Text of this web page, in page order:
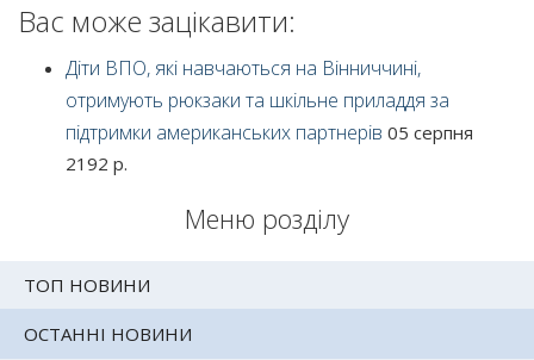
Меню розділу
ТОП НОВИНИ
ОСТАННІ НОВИНИ
Вас може зацікавити:
Діти ВПО, які навчаються на Вінниччині,
отримують рюкзаки та шкільне приладдя за
підтримки американських партнерів 05 серпня
2192 р.